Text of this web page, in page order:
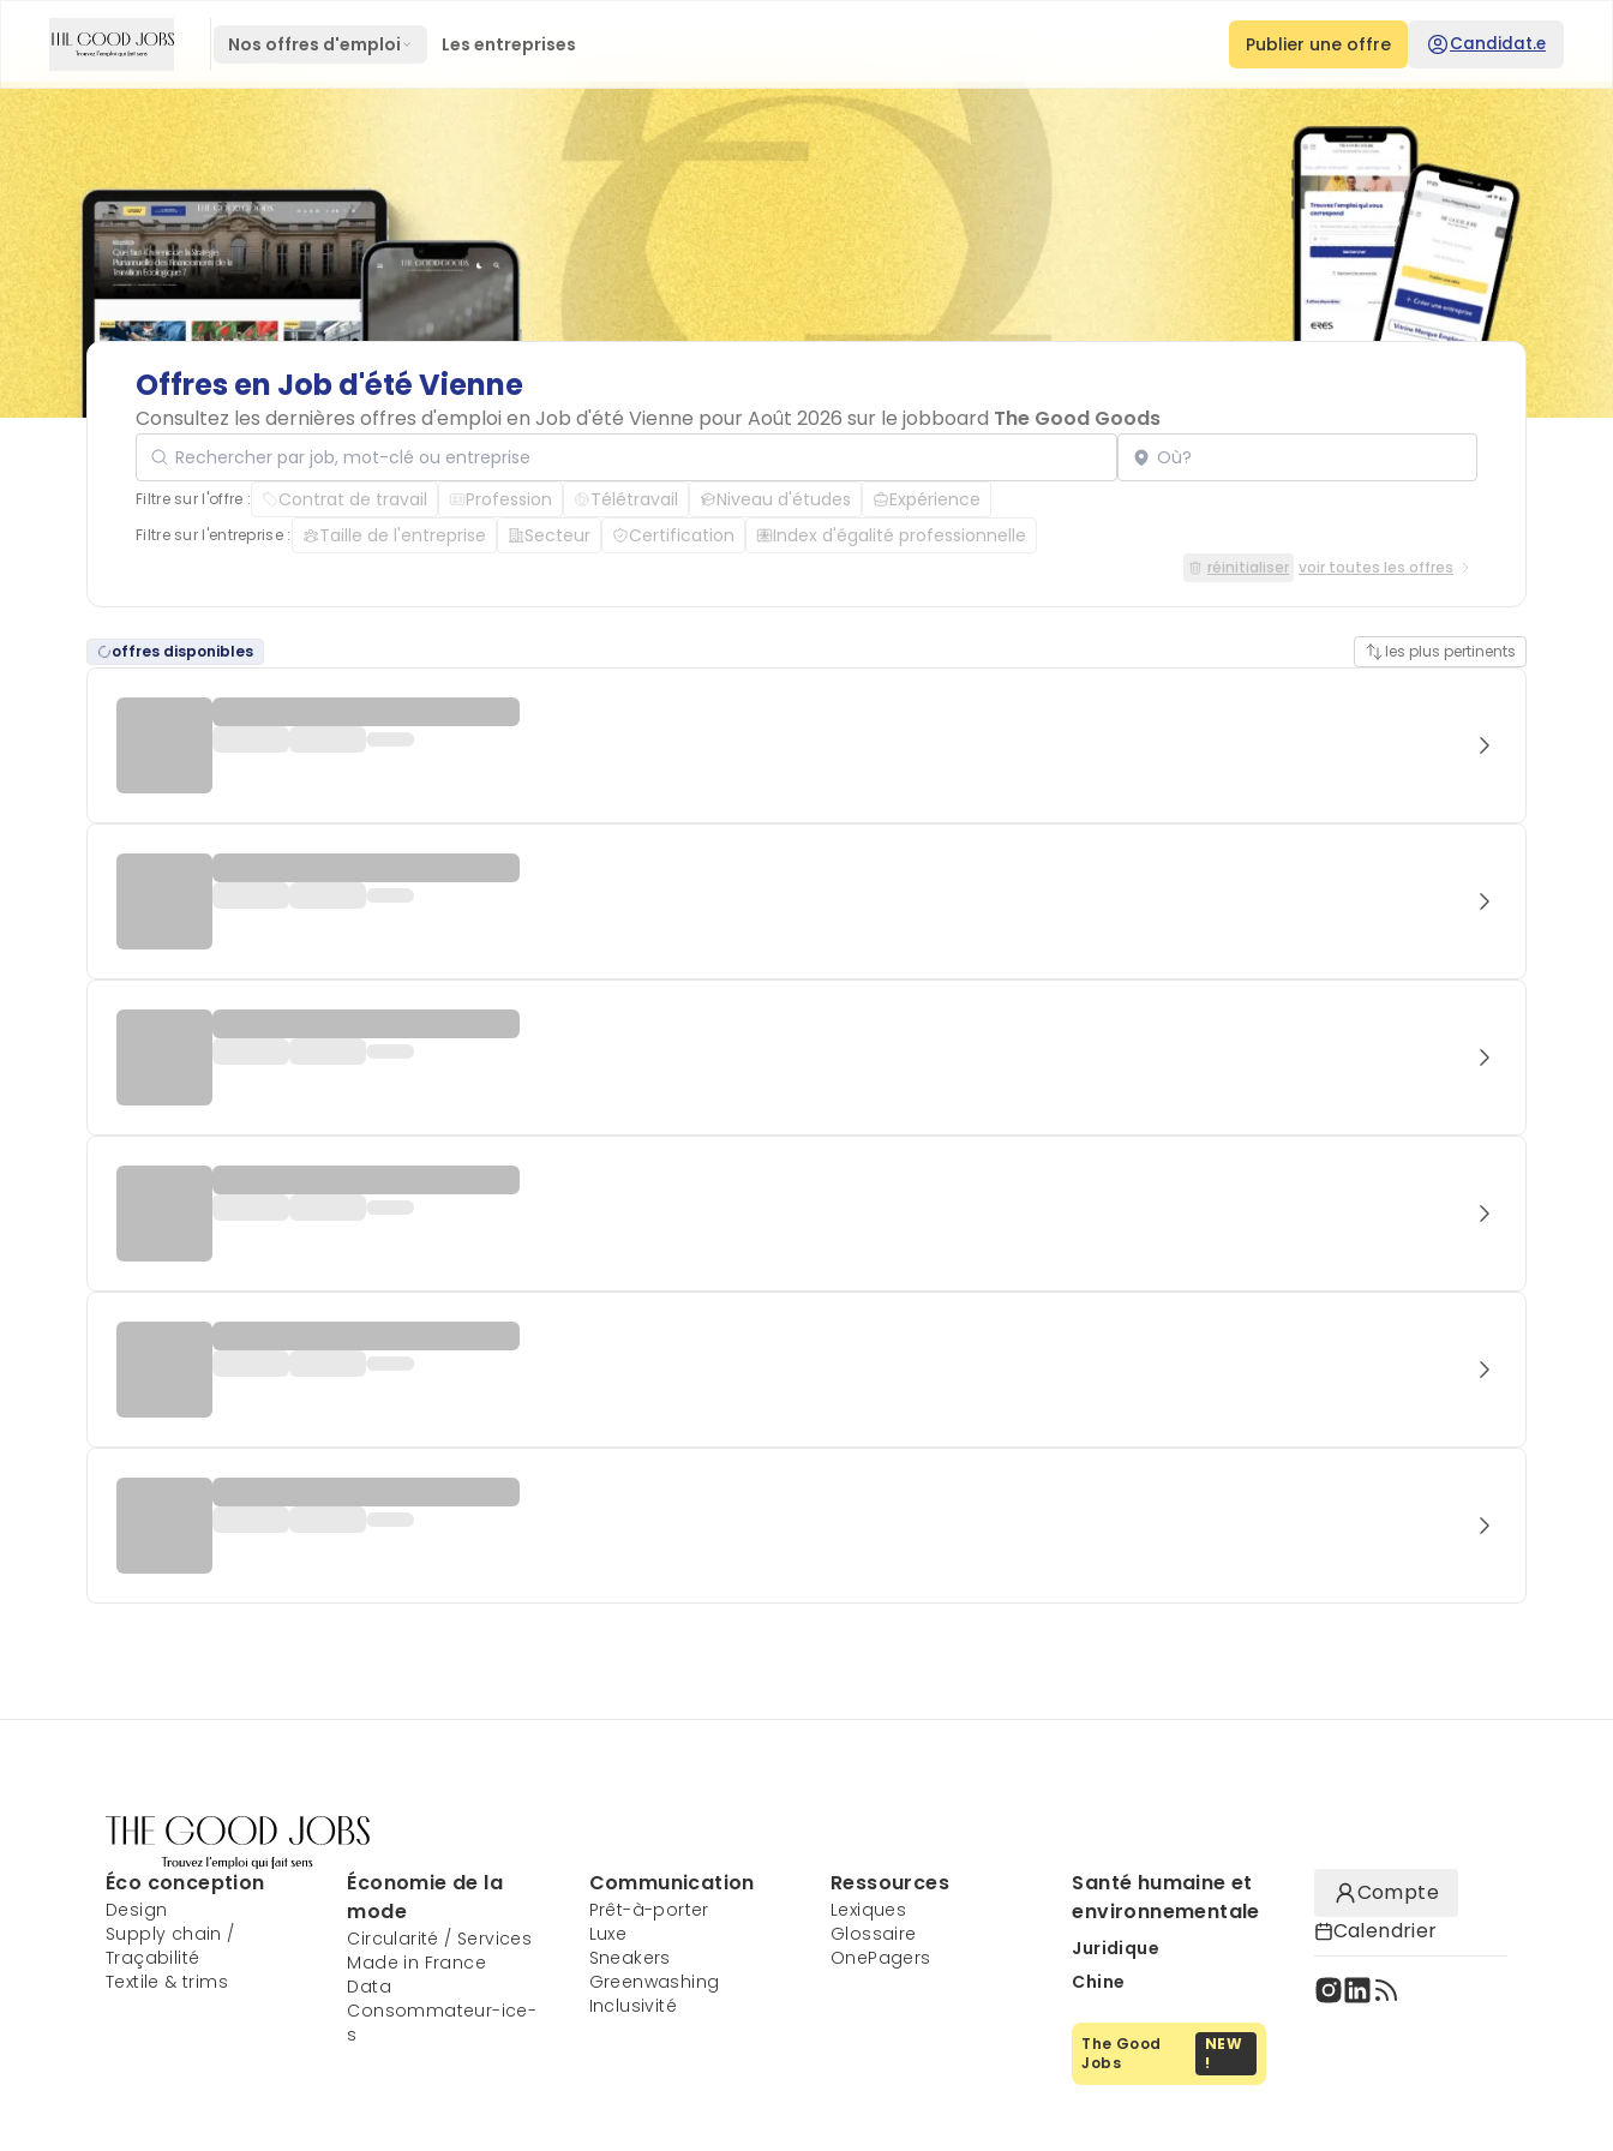
Nos offres d'emploi Les entreprises Publier une offre Candidat.e
Offres en Jobd'étéVienne
Consultez les dernières offres d'emploi en Job d'été Vienne pour Août 2026 sur le jobboard The Good Goods
Rechercher par job, mot-clé ou entreprise Localisation
Filtre sur l'offre : Contrat de travail Profession Télétravail Niveau d'études Expérience
Filtre sur l'entreprise : Taille de l'entreprise Secteur Certification Index d'égalité professionnelle
réinitialiser voir toutes les offres
offres disponibles les plus pertinents
Éco conception
Design
Supply chain /
Traçabilité
Textile & trims
Économie de la
mode
Circularité / Services
Made in France
Data
Consommateur-ice-
s
Communication
Prêt-à-porter
Luxe
Sneakers
Greenwashing
Inclusivité
Ressources
Lexiques
Glossaire
OnePagers
Santé humaine et
environnementale
Juridique
Chine
The Good
Jobs
NEW
!
Compte
Calendrier